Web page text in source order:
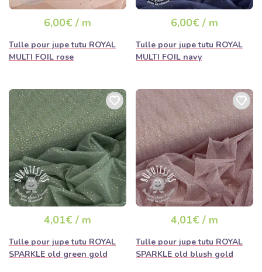
6,00€ / m
Tulle pour jupe tutu ROYAL
MULTI FOIL rose
6,00€ / m
Tulle pour jupe tutu ROYAL
MULTI FOIL navy
4,01€ / m
Tulle pour jupe tutu ROYAL
SPARKLE old green gold
4,01€ / m
Tulle pour jupe tutu ROYAL
SPARKLE old blush gold